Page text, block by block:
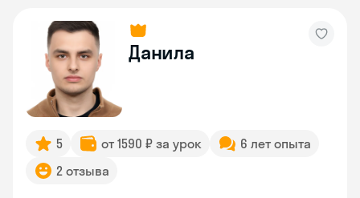
Данила
5 от 1590 ₽ за урок
6 лет опыта
2 отзыва